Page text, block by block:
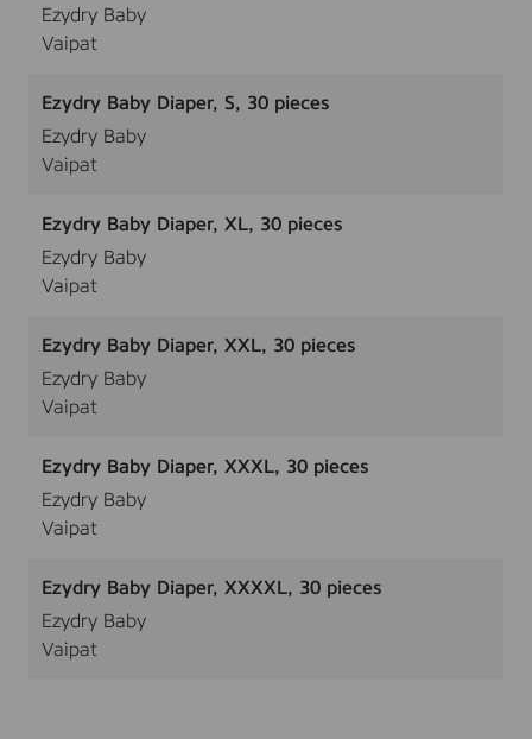
Ezydry Baby
Vaipat
Ezydry Baby Diaper, S, 30 pieces
Ezydry Baby
Vaipat
Ezydry Baby Diaper, XL, 30 pieces
Ezydry Baby
Vaipat
Ezydry Baby Diaper, XXL, 30 pieces
Ezydry Baby
Vaipat
Ezydry Baby Diaper, XXXL, 30 pieces
Ezydry Baby
Vaipat
Ezydry Baby Diaper, XXXXL, 30 pieces
Ezydry Baby
Vaipat